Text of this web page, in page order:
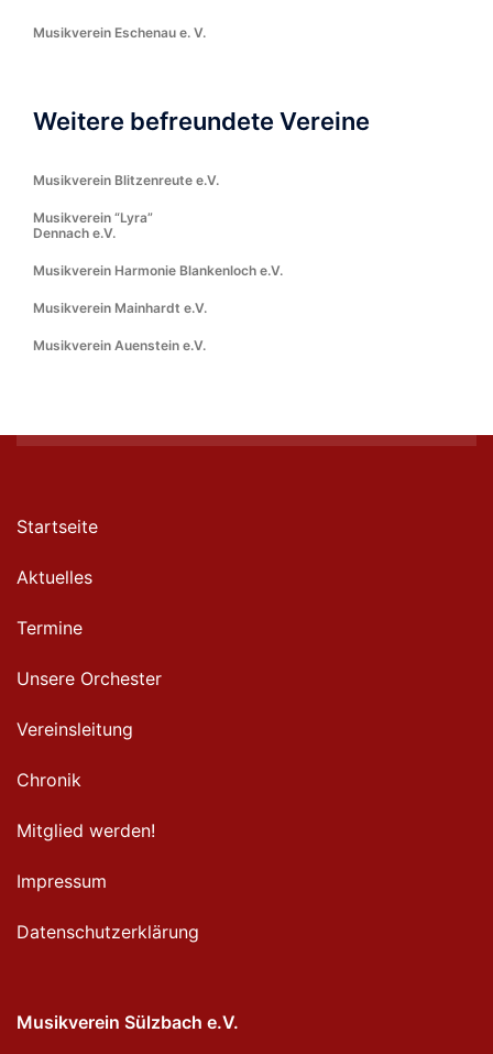
Musikverein Eschenau e. V.
Weitere befreundete Vereine
Musikverein Blitzenreute e.V.
Musikverein “Lyra”
Dennach e.V.
Musikverein Harmonie Blankenloch e.V.
Musikverein Mainhardt e.V.
Musikverein Auenstein e.V.
Startseite
Aktuelles
Termine
Unsere Orchester
Vereinsleitung
Chronik
Mitglied werden!
Impressum
Datenschutzerklärung
Musikverein Sülzbach e.V.